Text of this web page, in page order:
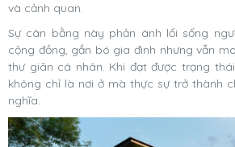
và cảnh quan.
Sự cân bằng này phản ánh lối sống
cộng đồng, gắn bó gia đình nhưng vẫn
thư giãn cá nhân. Khi đạt được trạng
không chỉ là nơi ở mà thực sự trở thành
nghĩa.